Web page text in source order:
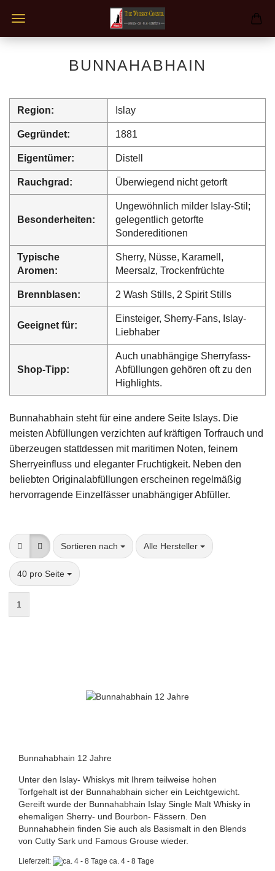
BUNNAHABHAIN
Region: Islay
Gegründet: 1881
Eigentümer: Distell
Rauchgrad: Überwiegend nicht getorft
Besonderheiten:
Ungewöhnlich milder Islay-Stil;
gelegentlich getorfte
Sondereditionen
Typische
Aromen:
Sherry, Nüsse, Karamell,
Meersalz, Trockenfrüchte
Brennblasen: 2 Wash Stills, 2 Spirit Stills
Geeignet für:
Einsteiger, Sherry-Fans, Islay-
Liebhaber
Shop-Tipp:
Auch unabhängige Sherryfass-
Abfüllungen gehören oft zu den
Highlights.
Bunnahabhain steht für eine andere Seite Islays. Die
meisten Abfüllungen verzichten auf kräftigen Torfrauch und
überzeugen stattdessen mit maritimen Noten, feinem
Sherryeinfluss und eleganter Fruchtigkeit. Neben den
beliebten Originalabfüllungen erscheinen regelmäßig
hervorragende Einzelfässer unabhängiger Abfüller.
Sortieren nach
Sortieren nach Alle Hersteller
pro Seite
40 pro Seite
pro Seite
1
Bunnahabhain 12 Jahre
Unter den Islay- Whiskys mit Ihrem teilweise hohen
Torfgehalt ist der Bunnahabhain sicher ein Leichtgewicht.
Gereift wurde der Bunnahabhain Islay Single Malt Whisky in
ehemaligen Sherry- und Bourbon- Fässern. Den
Bunnahabhein finden Sie auch als Basismalt in den Blends
von Cutty Sark und Famous Grouse wieder.
Lieferzeit: ca. 4 - 8 Tage